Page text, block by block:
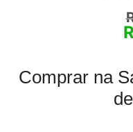
Comprar na